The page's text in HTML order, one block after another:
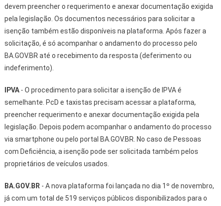
devem preencher o requerimento e anexar documentação exigida
pela legislação. Os documentos necessários para solicitar a
isenção também estão disponíveis na plataforma. Após fazer a
solicitação, é só acompanhar o andamento do processo pelo
BA.GOV.BR até o recebimento da resposta (deferimento ou
indeferimento).
IPVA - O procedimento para solicitar a isenção de IPVA é
semelhante. PcD e taxistas precisam acessar a plataforma,
preencher requerimento e anexar documentação exigida pela
legislação. Depois podem acompanhar o andamento do processo
via smartphone ou pelo portal BA.GOV.BR. No caso de Pessoas
com Deficiência, a isenção pode ser solicitada também pelos
proprietários de veículos usados.
BA.GOV.BR - A nova plataforma foi lançada no dia 1º de novembro,
já com um total de 519 serviços públicos disponibilizados para o